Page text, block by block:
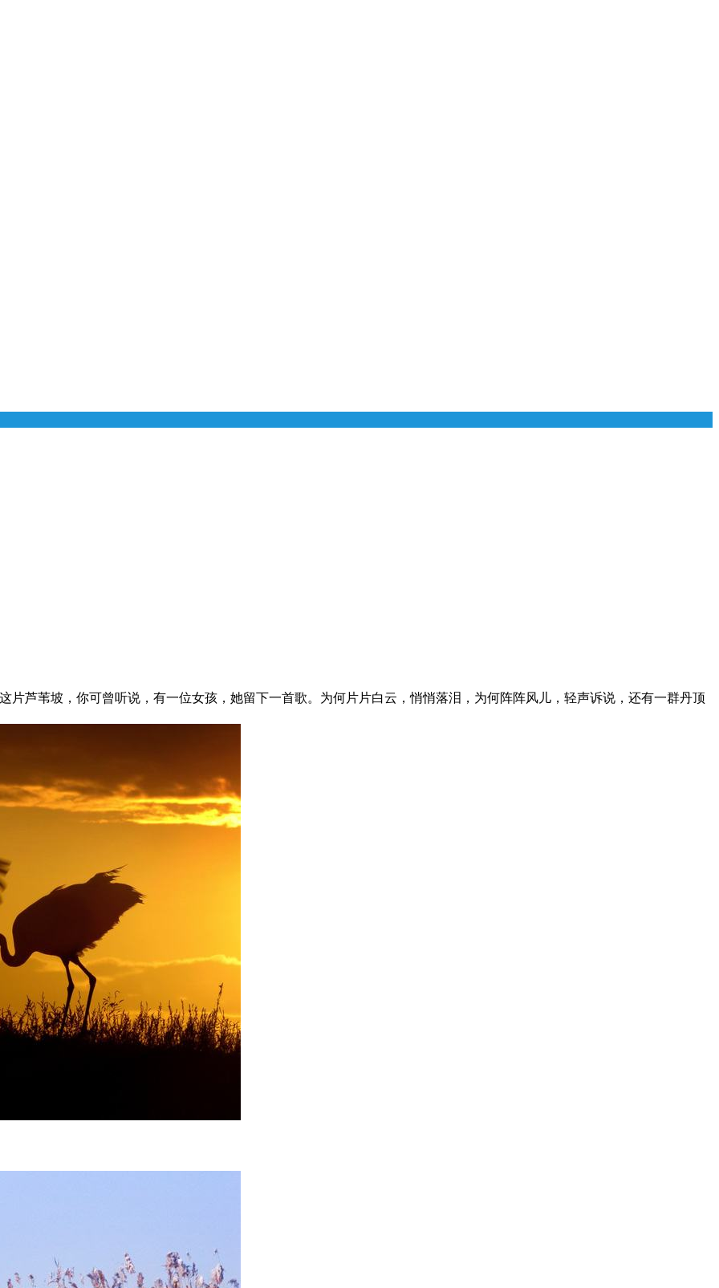
片芦苇坡，你可曾听说，有一位女孩，她留下一首歌。为何片片白云，悄悄落泪，为何阵阵风儿，轻声诉说，还有一群丹顶